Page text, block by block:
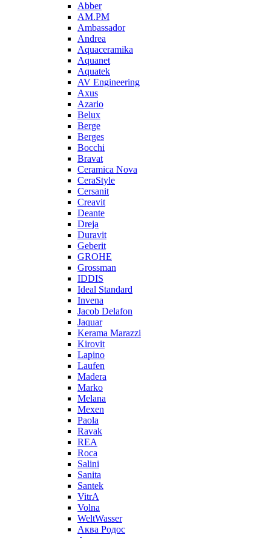
Abber
AM.PM
Ambassador
Andrea
Aquaceramika
Aquanet
Aquatek
AV Engineering
Axus
Azario
Belux
Berge
Berges
Bocchi
Bravat
Ceramica Nova
CeraStyle
Cersanit
Creavit
Deante
Dreja
Duravit
Geberit
GROHE
Grossman
IDDIS
Ideal Standard
Invena
Jacob Delafon
Jaquar
Kerama Marazzi
Kirovit
Lapino
Laufen
Madera
Marko
Melana
Mexen
Paola
Ravak
REA
Roca
Salini
Sanita
Santek
VitrA
Volna
WeltWasser
Аква Родос